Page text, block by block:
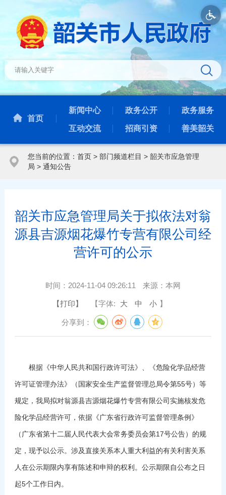
首页
新闻中心 政务公开 政务服务
互动交流 招商引资 善美韶关
您当前的位置： 首页> 部门频道栏目 > 韶关市应急管理
局 > 通知公告
韶关市应急管理局关于拟依法对翁
源县吉源烟花爆竹专营有限公司经
营许可的公示
时间： 2024-11-04 09:26:11 来源： 本网
【打印】 【字体: 大 中 小 】
分享到：
根据《中华人民共和国行政许可法》、《危险化学品经营
许可证管理办法》（国家安全生产监督管理总局令第55号）等
规定，我局拟对翁源县吉源烟花爆竹专营有限公司实施核发危
险化学品经营许可，依据《广东省行政许可监督管理条例》
（广东省第十二届人民代表大会常务委员会第17号公告）的规
定，现予以公示。涉及直接关系本人重大利益的有关利害关系
人在公示期限内享有陈述和申辩的权利。公示期限自公布之日
起5个工作日内。